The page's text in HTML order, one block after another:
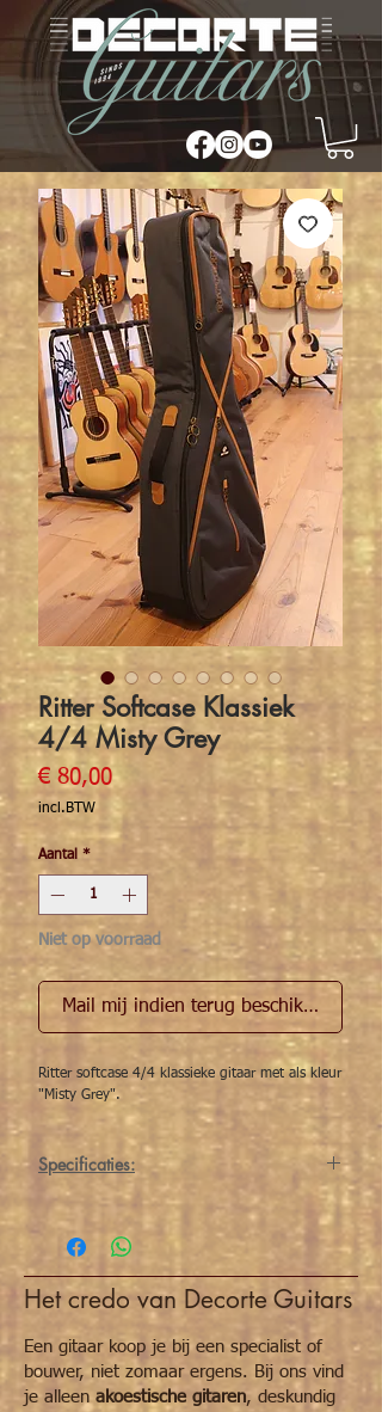
Ritter Softcase Klassiek
4/4 Misty Grey
€ 80,00Prijs
incl.BTW
Aantal *
Niet op voorraad
Mail mij indien terug beschikbaar
Ritter softcase 4/4 klassieke gitaar met als kleur
"Misty Grey".
Specificaties:
Een superdikke hoes die de maximale
bescherming biedt aan uw dierbaar
instrument. Groot opbergzak voor uw
boeken, klein opbergzakje voor de kleinere
spullen (stembakje, snaren, huissleutel) en
mogelijkheid voor uw voetbankje.
Het credo van Decorte Guitars
Een gitaar koop je bij een specialist of
bouwer, niet zomaar ergens. Bij ons vind
je alleen akoestische gitaren, deskundig